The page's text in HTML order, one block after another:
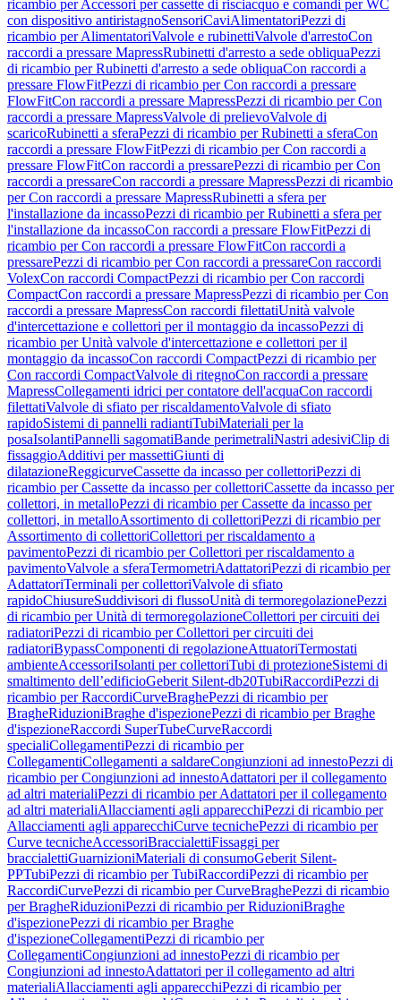
ricambio per Accessori per cassette di risciacquo e comandi per WC
con dispositivo antiristagnoSensoriCaviAlimentatoriPezzi di
ricambio per AlimentatoriValvole e rubinettiValvole d'arrestoCon
raccordi a pressare MapressRubinetti d'arresto a sede obliquaPezzi
di ricambio per Rubinetti d'arresto a sede obliquaCon raccordi a
pressare FlowFitPezzi di ricambio per Con raccordi a pressare
FlowFitCon raccordi a pressare MapressPezzi di ricambio per Con
raccordi a pressare MapressValvole di prelievoValvole di
scaricoRubinetti a sferaPezzi di ricambio per Rubinetti a sferaCon
raccordi a pressare FlowFitPezzi di ricambio per Con raccordi a
pressare FlowFitCon raccordi a pressarePezzi di ricambio per Con
raccordi a pressareCon raccordi a pressare MapressPezzi di ricambio
per Con raccordi a pressare MapressRubinetti a sfera per
l'installazione da incassoPezzi di ricambio per Rubinetti a sfera per
l'installazione da incassoCon raccordi a pressare FlowFitPezzi di
ricambio per Con raccordi a pressare FlowFitCon raccordi a
pressarePezzi di ricambio per Con raccordi a pressareCon raccordi
VolexCon raccordi CompactPezzi di ricambio per Con raccordi
CompactCon raccordi a pressare MapressPezzi di ricambio per Con
raccordi a pressare MapressCon raccordi filettatiUnità valvole
d'intercettazione e collettori per il montaggio da incassoPezzi di
ricambio per Unità valvole d'intercettazione e collettori per il
montaggio da incassoCon raccordi CompactPezzi di ricambio per
Con raccordi CompactValvole di ritegnoCon raccordi a pressare
MapressCollegamenti idrici per contatore dell'acquaCon raccordi
filettatiValvole di sfiato per riscaldamentoValvole di sfiato
rapidoSistemi di pannelli radiantiTubiMateriali per la
posaIsolantiPannelli sagomatiBande perimetraliNastri adesiviClip di
fissaggioAdditivi per massettiGiunti di
dilatazioneReggicurveCassette da incasso per collettoriPezzi di
ricambio per Cassette da incasso per collettoriCassette da incasso per
collettori, in metalloPezzi di ricambio per Cassette da incasso per
collettori, in metalloAssortimento di collettoriPezzi di ricambio per
Assortimento di collettoriCollettori per riscaldamento a
pavimentoPezzi di ricambio per Collettori per riscaldamento a
pavimentoValvole a sferaTermometriAdattatoriPezzi di ricambio per
AdattatoriTerminali per collettoriValvole di sfiato
rapidoChiusureSuddivisori di flussoUnità di termoregolazionePezzi
di ricambio per Unità di termoregolazioneCollettori per circuiti dei
radiatoriPezzi di ricambio per Collettori per circuiti dei
radiatoriBypassComponenti di regolazioneAttuatoriTermostati
ambienteAccessoriIsolanti per collettoriTubi di protezioneSistemi di
smaltimento dell’edificioGeberit Silent-db20TubiRaccordiPezzi di
ricambio per RaccordiCurveBraghePezzi di ricambio per
BragheRiduzioniBraghe d'ispezionePezzi di ricambio per Braghe
d'ispezioneRaccordi SuperTubeCurveRaccordi
specialiCollegamentiPezzi di ricambio per
CollegamentiCollegamenti a saldareCongiunzioni ad innestoPezzi di
ricambio per Congiunzioni ad innestoAdattatori per il collegamento
ad altri materialiPezzi di ricambio per Adattatori per il collegamento
ad altri materialiAllacciamenti agli apparecchiPezzi di ricambio per
Allacciamenti agli apparecchiCurve tecnichePezzi di ricambio per
Curve tecnicheAccessoriBraccialettiFissaggi per
braccialettiGuarnizioniMateriali di consumoGeberit Silent-
PPTubiPezzi di ricambio per TubiRaccordiPezzi di ricambio per
RaccordiCurvePezzi di ricambio per CurveBraghePezzi di ricambio
per BragheRiduzioniPezzi di ricambio per RiduzioniBraghe
d'ispezionePezzi di ricambio per Braghe
d'ispezioneCollegamentiPezzi di ricambio per
CollegamentiCongiunzioni ad innestoPezzi di ricambio per
Congiunzioni ad innestoAdattatori per il collegamento ad altri
materialiAllacciamenti agli apparecchiPezzi di ricambio per